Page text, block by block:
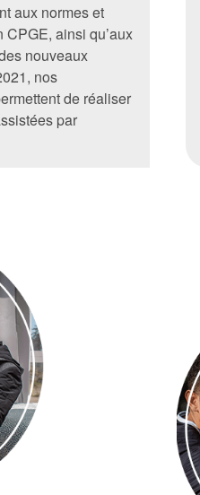
aux normes et
CPGE, ainsi qu’aux
nouveaux
nos
de réaliser
par